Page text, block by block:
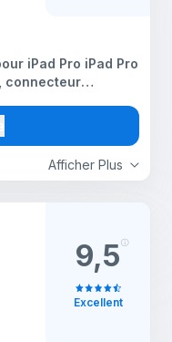
Afficher Plus
iPad Pro iPad Pro
connecteur
avec câble
9,5
Excellent